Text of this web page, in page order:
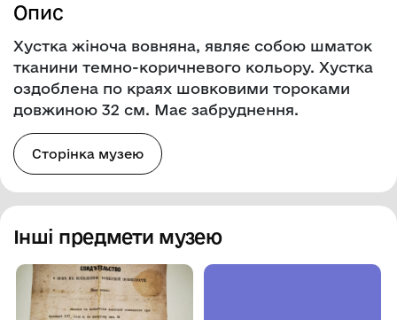
Опис
Хустка жіноча вовняна, являє собою шматок
тканини темно-коричневого кольору. Хустка
оздоблена по краях шовковими тороками
довжиною 32 см. Має забруднення.
Сторінка музею
Інші предмети музею